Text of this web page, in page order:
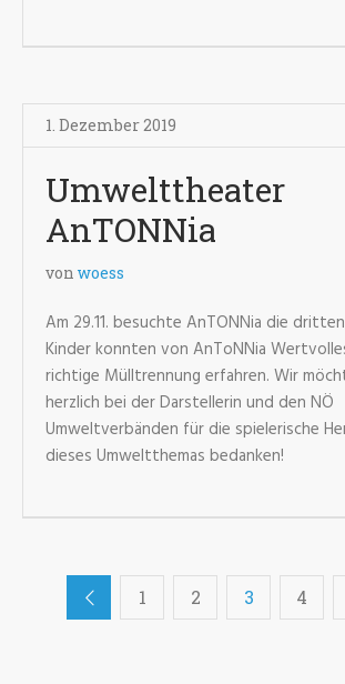
1. Dezember 2019
Umwelttheater
AnTONNia
von woess
Am 29.11. besuchte AnTONNia die
Kinder konnten von AnToNNia
richtige Mülltrennung erfahren. Wir
herzlich bei der Darstellerin und den NÖ
Umweltverbänden für die spielerische
dieses Umweltthemas bedanken!
1 2 3 4